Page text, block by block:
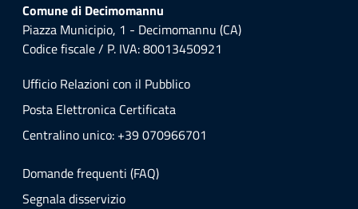
Comune di Decimomannu
Piazza Municipio, 1 - Decimomannu (CA)
Codice fiscale / P. IVA: 80013450921
Ufficio Relazioni con il Pubblico
Posta Elettronica Certificata
Centralino unico: +39 070966701
Domande frequenti (FAQ)
Segnala disservizio